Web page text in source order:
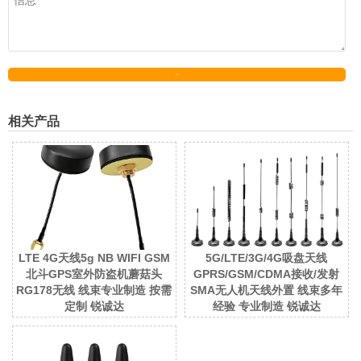
相关产品
LTE 4G天线5g NB WIFI GSM
北斗GPS室外防盗机蘑菇头
RG178无线 线束专业制造 按需
定制 锐诚达
5G/LTE/3G/4G吸盘天线
GPRS/GSM/CDMA接收/发射
SMA无人机天线外置 线束多年
经验 专业制造 锐诚达